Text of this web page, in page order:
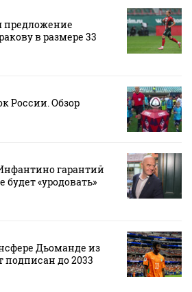
предложение
в размере 33
России. Обзор
гарантий
будет «уродовать»
Дьоманде из
подписан до 2033